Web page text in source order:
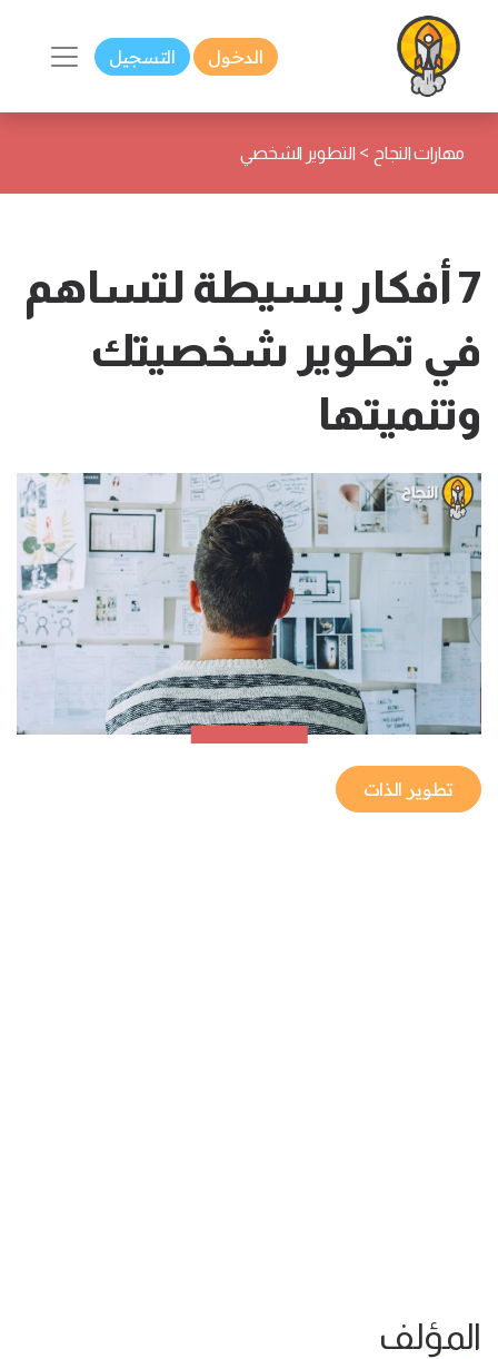
الدخول التسجيل
مهارات النجاح > التطوير الشخصي
7 أفكار بسيطة لتساهم
في تطوير شخصيتك
وتنميتها
تطوير الذات
المؤلف